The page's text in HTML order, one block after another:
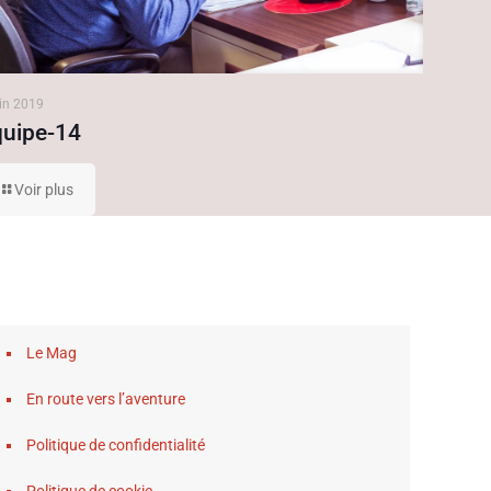
2019
14
Voir plus
Le Mag
En route vers l’aventure
Politique de confidentialité